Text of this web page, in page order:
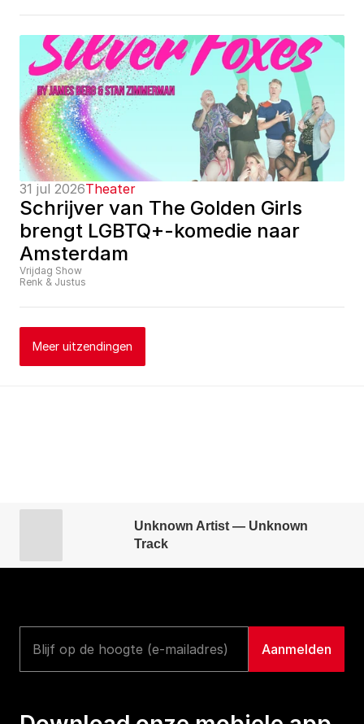
31 jul 2026Theater
Schrijver van The Golden Girls
brengt LGBTQ+-komedie naar
Amsterdam
Vrijdag Show
Renk & Justus
Meer uitzendingen
Unknown Artist — Unknown
Track